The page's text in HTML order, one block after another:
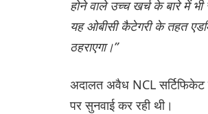
होने वाले उच्च खर्च के बारे में
यह ओबीसी कैटेगरी के तहत
ठहराएगा।”
अदालत अवैध NCL सर्टिफिकेट
पर सुनवाई कर रही थी।